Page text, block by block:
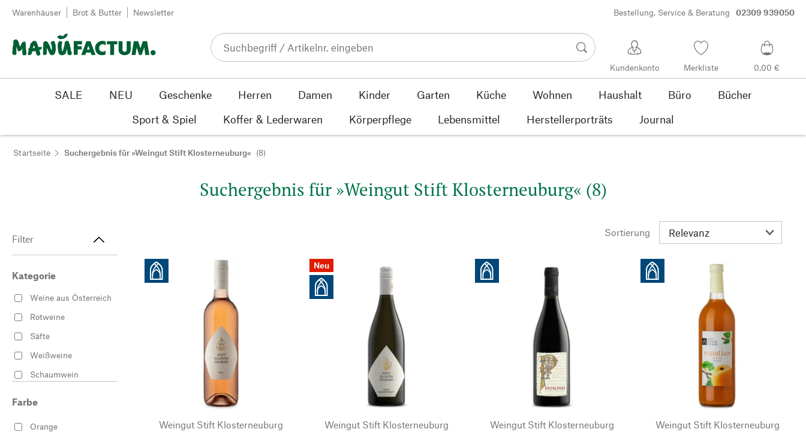
Zum Inhalt springen
Warenhäuser Brot & Butter Newsletter Bestellung, Service & Beratung 02309 939050
Kundenkonto Merkliste 0,00 €
SALE NEU Geschenke Herren Damen Kinder Garten Küche Wohnen Haushalt Büro
Bücher
Sport & Spiel
Koffer & Lederwaren Körperpflege Lebensmittel Herstellerporträts Journal
Startseite Suchergebnis für »Weingut Stift Klosterneuburg« (8)
Suchergebnis für »Weingut Stift Klosterneuburg« (8)
Filter
Kategorie
Weine aus Österreich
Rotweine
Säfte
Weißweine
Schaumwein
Farbe
Orange
Sortierung
Weingut Stift Klosterneuburg
Neu
Weingut Stift Klosterneuburg
Weingut Stift Klosterneuburg
Weingut Stift Klosterneuburg